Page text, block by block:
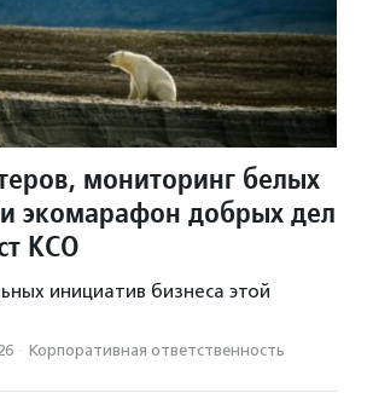
мониторинг белых
экомарафон добрых дел
КСО
инициатив бизнеса этой
· Корпоративная ответственность